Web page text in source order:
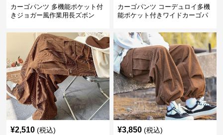
カーゴパンツ 多機能ポケット付
きジョガー風作業用長ズボン
カーゴパンツ コーデュロイ多機
能ポケット付きワイドカーゴパ
¥2,510 (税込) ¥3,850 (税込)